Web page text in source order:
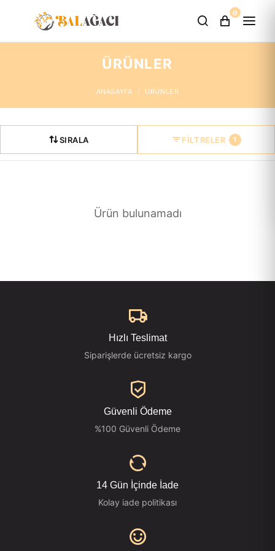
0
ÜRÜNLER
ANASAYFA ÜRÜNLER
SIRALA FILTRELER 1
Ürün bulunamadı
Hızlı Teslimat
Siparişlerde ücretsiz kargo
Güvenli Ödeme
%100 Güvenli Ödeme
14 Gün İçinde İade
Kolay iade politikası